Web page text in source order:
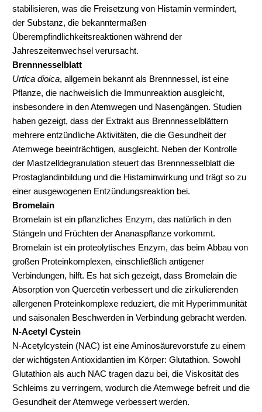
stabilisieren, was die Freisetzung von Histamin vermindert,
der Substanz, die bekanntermaßen
Überempfindlichkeitsreaktionen während der
Jahreszeitenwechsel verursacht.
Brennnesselblatt
Urtica dioica, allgemein bekannt als Brennnessel, ist eine
Pflanze, die nachweislich die Immunreaktion ausgleicht,
insbesondere in den Atemwegen und Nasengängen. Studien
haben gezeigt, dass der Extrakt aus Brennnesselblättern
mehrere entzündliche Aktivitäten, die die Gesundheit der
Atemwege beeinträchtigen, ausgleicht. Neben der Kontrolle
der Mastzelldegranulation steuert das Brennnesselblatt die
Prostaglandinbildung und die Histaminwirkung und trägt so zu
einer ausgewogenen Entzündungsreaktion bei.
Bromelain
Bromelain ist ein pflanzliches Enzym, das natürlich in den
Stängeln und Früchten der Ananaspflanze vorkommt.
Bromelain ist ein proteolytisches Enzym, das beim Abbau von
großen Proteinkomplexen, einschließlich antigener
Verbindungen, hilft. Es hat sich gezeigt, dass Bromelain die
Absorption von Quercetin verbessert und die zirkulierenden
allergenen Proteinkomplexe reduziert, die mit Hyperimmunität
und saisonalen Beschwerden in Verbindung gebracht werden.
N-Acetyl Cystein
N-Acetylcystein (NAC) ist eine Aminosäurevorstufe zu einem
der wichtigsten Antioxidantien im Körper: Glutathion. Sowohl
Glutathion als auch NAC tragen dazu bei, die Viskosität des
Schleims zu verringern, wodurch die Atemwege befreit und die
Gesundheit der Atemwege verbessert werden.